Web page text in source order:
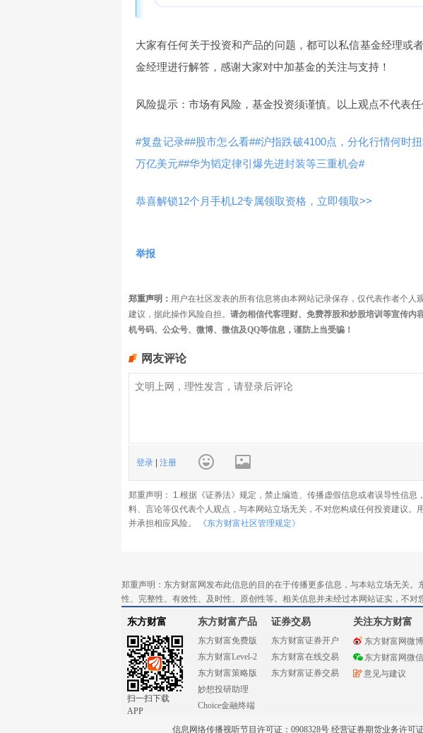
大家有任何关于投资和产品的问题，都可以私信基金经理或
金经理进行解答，感谢大家对中加基金的关注与支持！
风险提示：市场有风险，基金投资须谨慎。以上观点不代表任
#复盘记录##股市怎么看##沪指跌破4100点，分化行情何时
万亿美元##华为韬定律引爆先进封装等三重机会#
恭喜解锁12个月手机L2专属领取资格，立即领取>>
举报
郑重声明： 用户在社区发表的所有信息将由本网站记录保存，仅代表作者个人
建议，据此操作风险自担。 请勿相信代客理财、免费荐股和炒股培训等宣传内
机号码、公众号、微博、微信及QQ等信息，谨防上当受骗！
网友评论
登录 注册
郑重声明： 1.根据《证券法》规定，禁止编造、传播虚假信息或者误导性信
料、言论等仅代表个人观点，与本网站立场无关，不对您构成任何投资建议。
并承担相应风险。
《东方财富社区管理规定》
郑重声明：东方财富网发布此信息的目的在于传播更多信息，与本站立场无关
性、完整性、有效性、及时性、原创性等。相关信息并未经过本网站证实，不对
东方财富
扫一扫下载
APP
东方财富产品
东方财富免费版
东方财富Level-2
东方财富策略版
妙想投研助理
Choice金融终端
证券交易
东方财富证券开户
东方财富在线交易
东方财富证券交易
关注东方财富
东方财富网微博
东方财富网微信
意见与建议
信息网络传播视听节目许可证：0908328号 经营证券期货业务许可